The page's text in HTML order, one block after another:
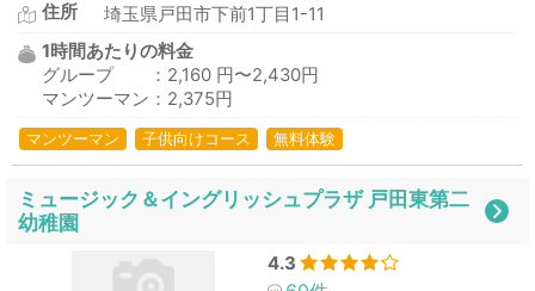
住所
埼玉県戸田市下前1丁目1-11
1時間あたりの料金
グループ ：2,160 円〜2,430円
マンツーマン：2,375円
マンツーマン 子供向けコース 無料体験
ミュージック＆イングリッシュプラザ 戸田東第二
幼稚園
4.3